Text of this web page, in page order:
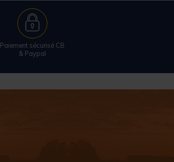
Paiement sécurisé CB
& Paypal